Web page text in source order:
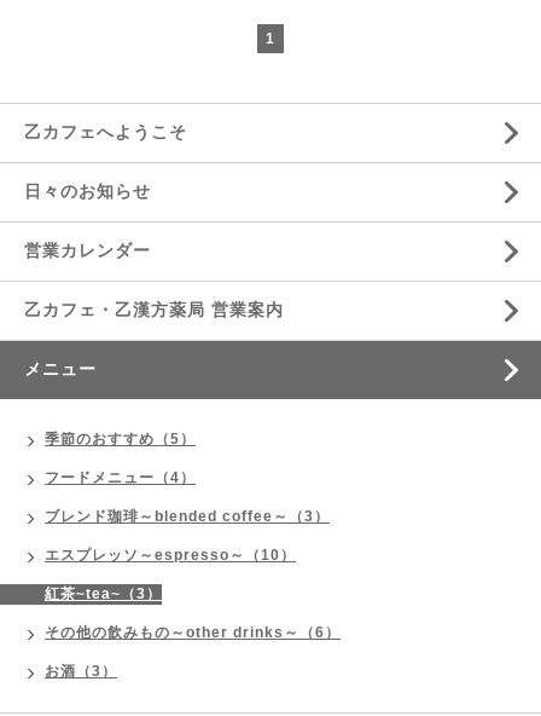
1
乙カフェへようこそ
日々のお知らせ
営業カレンダー
乙カフェ・乙漢方薬局 営業案内
メニュー
季節のおすすめ（5）
フードメニュー（4）
ブレンド珈琲～blended coffee～（3）
エスプレッソ～espresso～（10）
紅茶~tea~（3）
その他の飲みもの～other drinks～（6）
お酒（3）